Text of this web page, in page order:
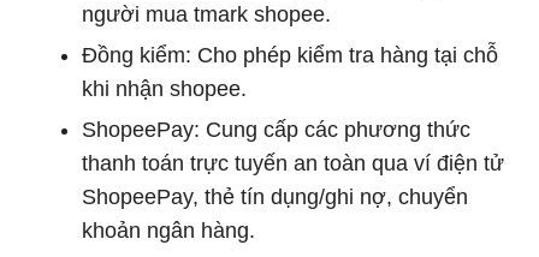
người mua tmark shopee.
Đồng kiểm: Cho phép kiểm tra hàng tại chỗ
khi nhận shopee.
ShopeePay: Cung cấp các phương thức
thanh toán trực tuyến an toàn qua ví điện tử
ShopeePay, thẻ tín dụng/ghi nợ, chuyển
khoản ngân hàng.